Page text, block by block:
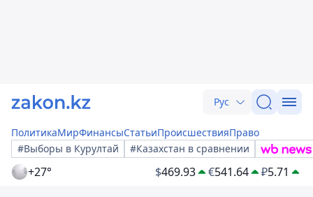
Рус
ПолитикаМирФинансыСтатьиПроисшествияПраво
#Выборы в Курултай
#Казахстан в сравнении
+27° $469.93 €541.64 ₽5.71